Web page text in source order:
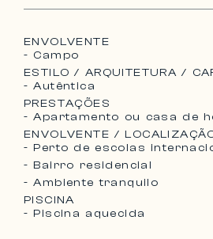
ENVOLVENTE
- Campo
ESTILO / ARQUITETURA /
- Autêntica
PRESTAÇÕES
- Apartamento ou casa de
ENVOLVENTE /
- Perto de escolas
- Bairro residencial
- Ambiente tranquilo
PISCINA
- Piscina aquecida